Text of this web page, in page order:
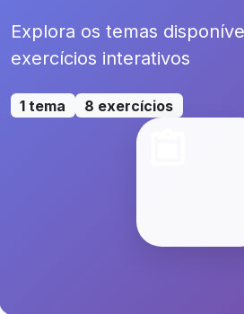
Explora os temas
exercícios interativos
1 tema 8 exercícios